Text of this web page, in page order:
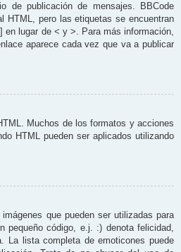
de publicación de mensajes. BBCode
HTML, pero las etiquetas se encuentran
en lugar de < y >. Para más información,
aparece cada vez que va a publicar
Muchos de los formatos y acciones
HTML pueden ser aplicados utilizando
imágenes que pueden ser utilizadas para
pequeño código, e.j. :) denota felicidad,
La lista completa de emoticones puede